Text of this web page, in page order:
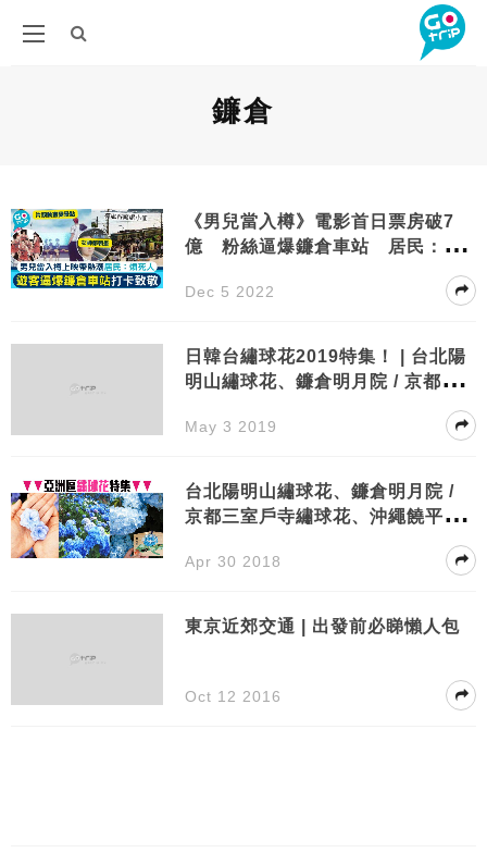
鐮倉
《男兒當入樽》電影首日票房破7
億 粉絲逼爆鐮倉車站 居民：有
Dec 5 2022
日韓台繡球花2019特集！ | 台北陽
明山繡球花、鐮倉明月院 / 京都三
室戶寺繡球花、沖繩饒平名繡球花
園
May 3 2019
台北陽明山繡球花、鐮倉明月院 /
京都三室戶寺繡球花、沖繩饒平名
Apr 30 2018
東京近郊交通 | 出發前必睇懶人包
Oct 12 2016